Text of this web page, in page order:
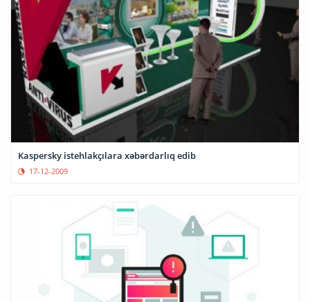
Kaspersky istehlakçılara xəbərdarlıq edib
17-12-2009